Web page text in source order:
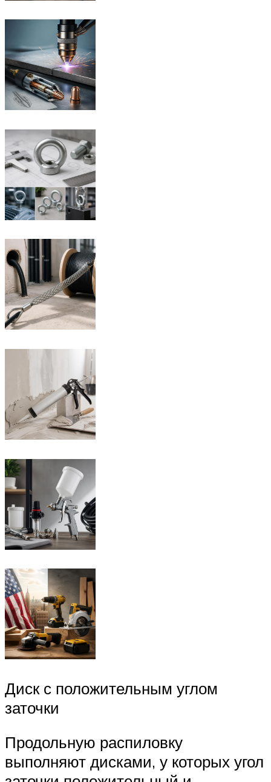
Диск с положительным углом
заточки
Продольную распиловку
выполняют дисками, у которых угол